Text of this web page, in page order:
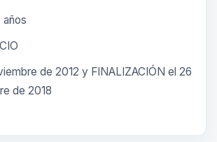
de 2012 y FINALIZACIÓN el 26
de 2018